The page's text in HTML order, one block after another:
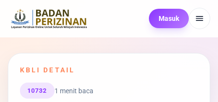
Masuk
KBLI DETAIL
10732 1 menit baca